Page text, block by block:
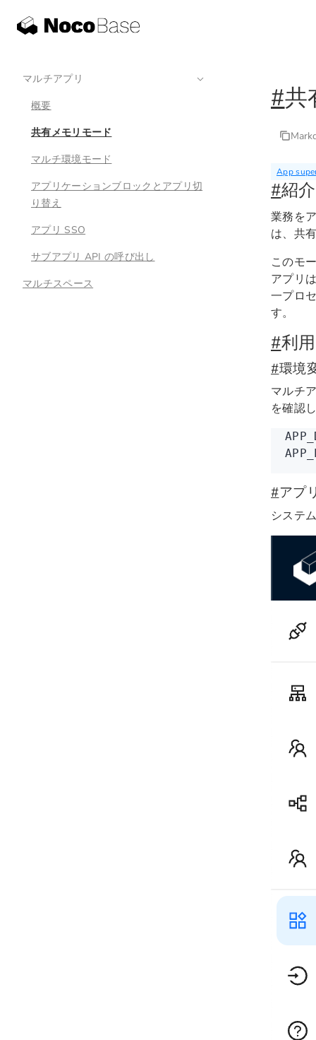
マルチアプリ
概要
共有メモリモード
マルチ環境モード
アプリケーションブロックとアプリ切
り替え
アプリ SSO
サブアプリ API の呼び出し
マルチスペース
#共
App
#紹介
業務を
は、共
このモ
アプリ
一プロ
す。
#利
#環境
マルチ
を確認
#アプ
システ